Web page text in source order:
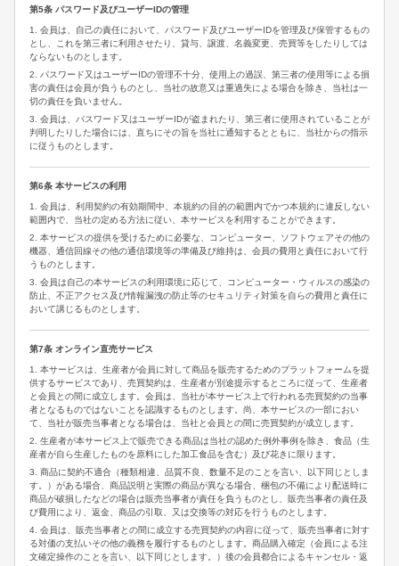
第5条 パスワード及びユーザーIDの管理
1. 会員は、自己の責任において、パスワード及びユーザーIDを管理及び保管するもの
とし、これを第三者に利用させたり、貸与、譲渡、名義変更、売買等をしたりしては
ならないものとします。
2. パスワード又はユーザーIDの管理不十分、使用上の過誤、第三者の使用等による損
害の責任は会員が負うものとし、当社の故意又は重過失による場合を除き、当社は一
切の責任を負いません。
3. 会員は、パスワード又はユーザーIDが盗まれたり、第三者に使用されていることが
判明したりした場合には、直ちにその旨を当社に通知するとともに、当社からの指示
に従うものとします。
第6条 本サービスの利用
1. 会員は、利用契約の有効期間中、本規約の目的の範囲内でかつ本規約に違反しない
範囲内で、当社の定める方法に従い、本サービスを利用することができます。
2. 本サービスの提供を受けるために必要な、コンピューター、ソフトウェアその他の
機器、通信回線その他の通信環境等の準備及び維持は、会員の費用と責任において行
うものとします。
3. 会員は自己の本サービスの利用環境に応じて、コンピューター・ウィルスの感染の
防止、不正アクセス及び情報漏洩の防止等のセキュリティ対策を自らの費用と責任に
おいて講じるものとします。
第7条 オンライン直売サービス
1. 本サービスは、生産者が会員に対して商品を販売するためのプラットフォームを提
供するサービスであり、売買契約は、生産者が別途提示するところに従って、生産者
と会員との間に成立します。会員は、当社が本サービス上で行われる売買契約の当事
者となるものではないことを認識するものとします。尚、本サービスの一部におい
て、当社が販売当事者となる場合は、当社と会員との間に売買契約が成立します。
2. 生産者が本サービス上で販売できる商品は当社の認めた例外事例を除き、食品（生
産者が自ら生産したものを原料にした加工食品を含む）及び花きに限ります。
3. 商品に契約不適合（種類相違、品質不良、数量不足のことを言い、以下同じとしま
す。）がある場合、商品説明と実際の商品が異なる場合、梱包の不備により配送時に
商品が破損したなどの場合は販売当事者が責任を負うものとし、販売当事者の責任及
び費用により、返金、商品の引取、又は交換等の対応を行うものとします。
4. 会員は、販売当事者との間に成立する売買契約の内容に従って、販売当事者に対す
る対価の支払いその他の義務を履行するものとします。商品購入確定（会員による注
文確定操作のことを言い、以下同じとします。）後の会員都合によるキャンセル・返